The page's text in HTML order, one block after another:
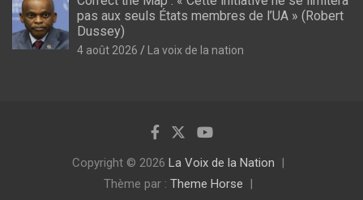
pas aux seuls États membres de l’UA » (Robert
Dussey)
4 août 2026 La voix de la nation
Copyright © 2026 La Voix de la Nation
Thème par : Theme Horse